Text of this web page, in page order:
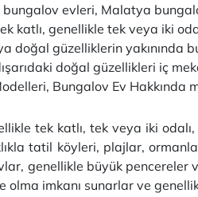
evleri, Malatya
katlı, genellikle tek veya iki
doğal güzelliklerin
doğal güzellikleri iç
Bungalov Ev Hakkında
tek katlı, tek veya iki
tatil köyleri, plajlar,
genellikle büyük pencereler
olma imkanı sunarlar ve